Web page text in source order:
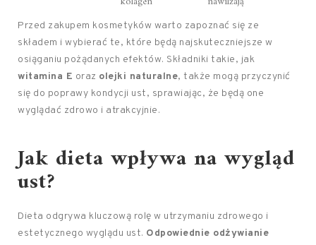
Przed zakupem kosmetyków warto zapoznać się ze
składem i wybierać te, które będą najskuteczniejsze w
osiąganiu pożądanych efektów. Składniki takie, jak
witamina E oraz olejki naturalne, także mogą przyczynić
się do poprawy kondycji ust, sprawiając, że będą one
wyglądać zdrowo i atrakcyjnie.
Jak dieta wpływa na wygląd
ust?
Dieta odgrywa kluczową rolę w utrzymaniu zdrowego i
estetycznego wyglądu ust. Odpowiednie odżywianie